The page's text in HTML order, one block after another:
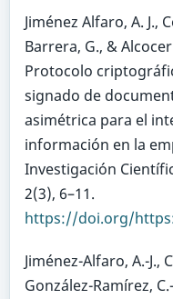
Jiménez Alfaro, A. J.,
Barrera, G., &
Protocolo
signado de
asimétrica para el
información en la
Investigación
2(3), 6–11.
https://doi.org/
Jiménez-Alfaro, A.-J.,
González-Ramírez,